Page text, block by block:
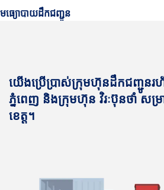
មធ្យោបាយដឹកជញ្ជូន
យើងប្រើប្រាស់ក្រុមហ៊ុនដឹកជញ្ជូន
ភ្នំពេញ និងក្រុមហ៊ុន វិរៈប៊ុនថាំ សម្រ
ខេត្ត។